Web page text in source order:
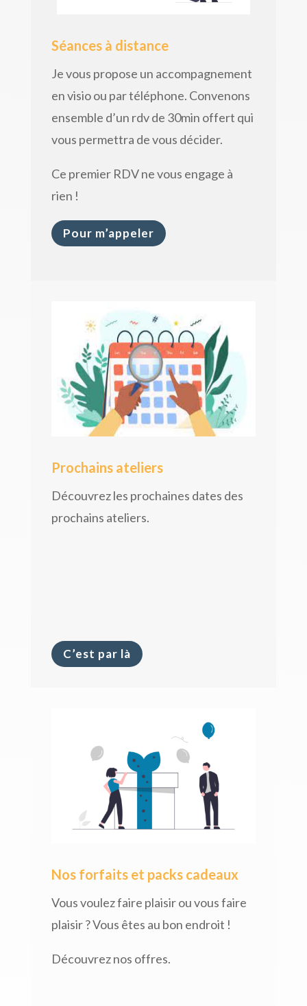
Séances à distance
Je vous propose un accompagnement
en visio ou par téléphone. Convenons
ensemble d’un rdv de 30min offert qui
vous permettra de vous décider.
Ce premier RDV ne vous engage à
rien !
Pour m’appeler
Prochains ateliers
Découvrez les prochaines dates des
prochains ateliers.
C’est par là
Nos forfaits et packs cadeaux
Vous voulez faire plaisir ou vous faire
plaisir ? Vous êtes au bon endroit !
Découvrez nos offres.